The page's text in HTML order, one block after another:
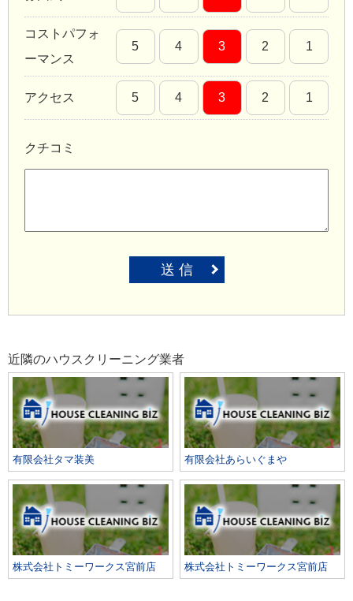
コストパフォ
ーマンス
5 4 3 2 1
アクセス 5 4 3 2 1
クチコミ
送 信
近隣のハウスクリーニング業者
有限会社タマ装美 有限会社あらいぐまや
株式会社トミーワークス宮前店 株式会社トミーワークス宮前店